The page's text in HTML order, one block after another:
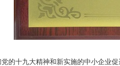
的十九大精神和新实施的中小企业